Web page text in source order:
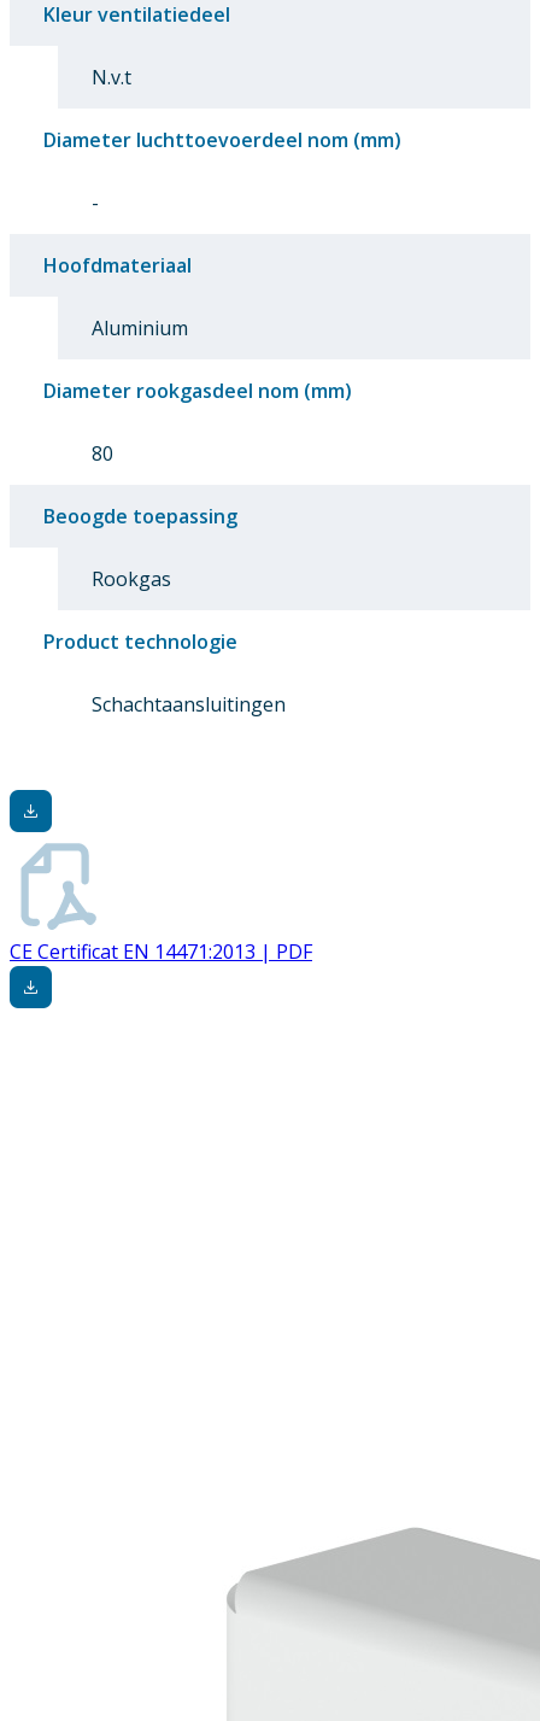
Kleur ventilatiedeel
N.v.t
Diameter luchttoevoerdeel nom (mm)
-
Hoofdmateriaal
Aluminium
Diameter rookgasdeel nom (mm)
80
Beoogde toepassing
Rookgas
Product technologie
Schachtaansluitingen
CE Certificat EN 14471:2013 | PDF